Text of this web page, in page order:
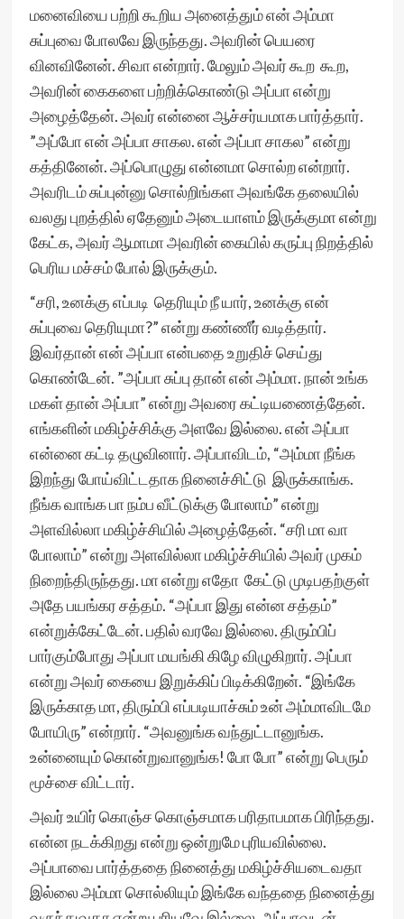
மனைவியை பற்றி கூறிய அனைத்தும் என் அம்மா
சுப்புவை போலவே இருந்தது. அவரின் பெயரை
வினவினேன். சிவா என்றார். மேலும் அவர் கூற கூற,
அவரின் கைகளை பற்றிக்கொண்டு அப்பா என்று
அழைத்தேன். அவர் என்னை ஆச்சர்யமாக பார்த்தார்.
”அப்போ என் அப்பா சாகல. என் அப்பா சாகல” என்று
கத்தினேன். அப்பொழுது என்னமா சொல்ற என்றார்.
அவரிடம் சுப்புன்னு சொல்றிங்கள அவங்கே தலையில்
வலது புறத்தில் ஏதேனும் அடையாளம் இருக்குமா என்று
கேட்க, அவர் ஆமாமா அவரின் கையில் கருப்பு நிறத்தில்
பெரிய மச்சம் போல் இருக்கும்.
“சரி, உனக்கு எப்படி தெரியும் நீ யார், உனக்கு என்
சுப்புவை தெரியுமா?” என்று கண்ணீர் வடித்தார்.
இவர்தான் என் அப்பா என்பதை உறுதிச் செய்து
கொண்டேன். ”அப்பா சுப்பு தான் என் அம்மா. நான் உங்க
மகள் தான் அப்பா” என்று அவரை கட்டியணைத்தேன்.
எங்களின் மகிழ்ச்சிக்கு அளவே இல்லை. என் அப்பா
என்னை கட்டி தழுவினார். அப்பாவிடம், “அம்மா நீங்க
இறந்து போய்விட்டதாக நினைச்சிட்டு இருக்காங்க.
நீங்க வாங்க பா நம்ப வீட்டுக்கு போலாம்” என்று
அளவில்லா மகிழ்ச்சியில் அழைத்தேன். “சரி மா வா
போலாம்” என்று அளவில்லா மகிழ்ச்சியில் அவர் முகம்
நிறைந்திருந்தது. மா என்று எதோ கேட்டு முடிபதற்குள்
அதே பயங்கர சத்தம். “அப்பா இது என்ன சத்தம்”
என்றுக்கேட்டேன். பதில் வரவே இல்லை. திரும்பிப்
பார்கும்போது அப்பா மயங்கி கிழே விழுகிறார். அப்பா
என்று அவர் கையை இறுக்கிப் பிடிக்கிறேன். “இங்கே
இருக்காத மா, திரும்பி எப்படியாச்சும் உன் அம்மாவிடமே
போயிரு” என்றார். “அவனுங்க வந்துட்டானுங்க.
உன்னையும் கொன்றுவானுங்க! போ போ” என்று பெரும்
மூச்சை விட்டார்.
அவர் உயிர் கொஞ்ச கொஞ்சமாக பரிதாபமாக பிரிந்தது.
என்ன நடக்கிறது என்று ஒன்றுமே புரியவில்லை.
அப்பாவை பார்த்ததை நினைத்து மகிழ்ச்சியடைவதா
இல்லை அம்மா சொல்லியும் இங்கே வந்ததை நினைத்து